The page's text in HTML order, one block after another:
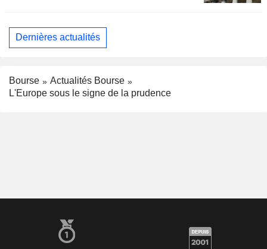
Dernières actualités
Bourse
Actualités Bourse
L'Europe sous le signe de la prudence